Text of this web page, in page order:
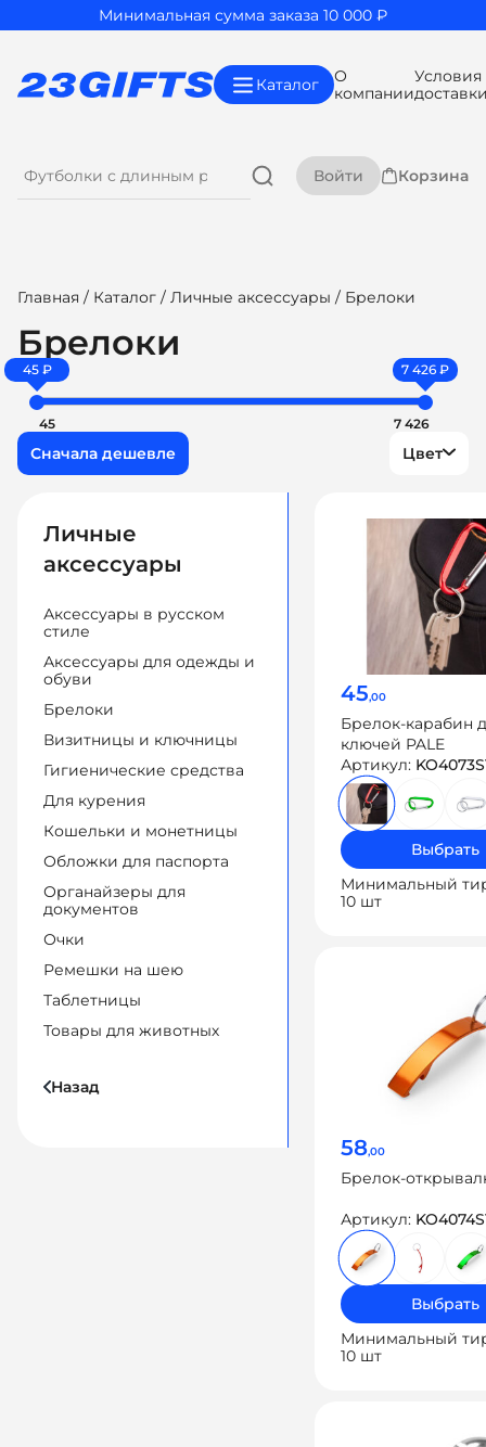
Минимальная сумма заказа 10 000 ₽
Каталог
О
компании
Условия
Войти Корзина
Главная / Каталог / Личные аксессуары / Брелоки
Брелоки
45 ₽ 7 426 ₽
45 7 426
Цвет
Личные
аксессуары
Аксессуары в русском
стиле
Аксессуары для одежды и
обуви
Брелоки
Визитницы и ключницы
Гигиенические средства
Для курения
Кошельки и монетницы
Обложки для паспорта
Органайзеры для
документов
Очки
Ремешки на шею
Таблетницы
Товары для животных
Назад
45,00
Брелок-карабин
ключей PALE
Артикул:
Выбрать
Минимальный
10 шт
58,00
Брелок-
Артикул:
Выбрать
Минимальный
10 шт